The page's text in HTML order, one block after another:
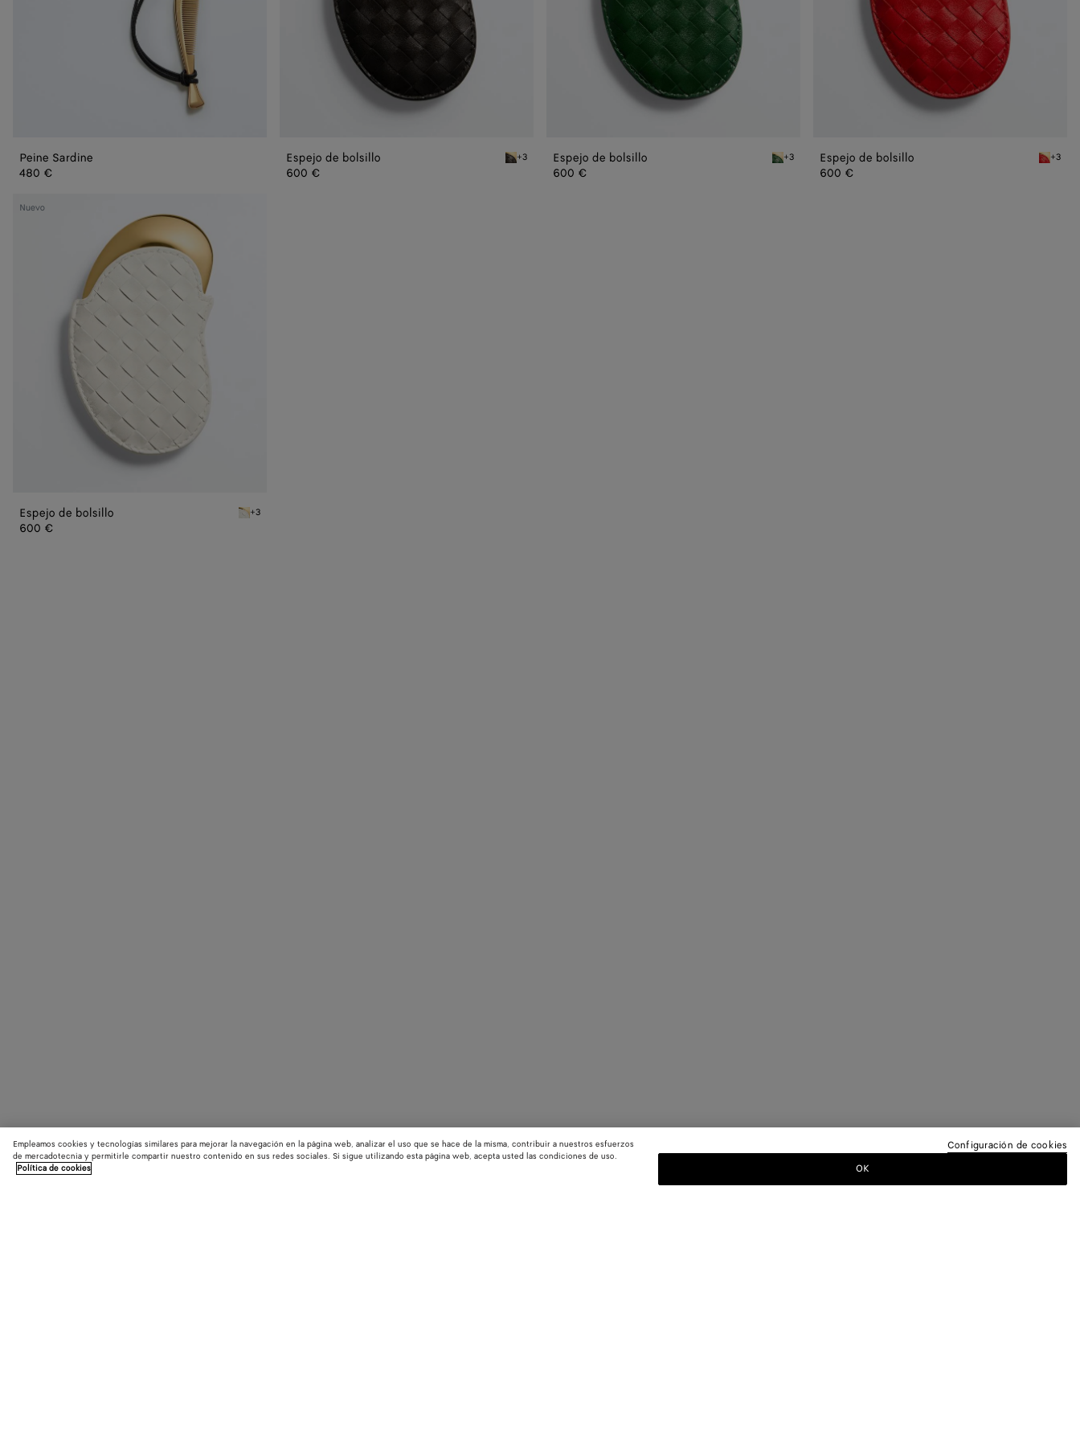
Peine Sardine
480 €
Espejo de bolsillo Espresso Espejo de bolsillo
+3
600 €
Espejo de bolsillo Basil Espejo de bolsillo
+3
600 €
Espejo de bolsillo Cardinal
+3
600 €
Nuevo
Espejo
Espejo de bolsillo Alabaster Espejo de bolsillo
+3
600 €
Empleamos cookies y tecnologías similares para mejorar la navegación en la página web, analizar el uso que se hace de la misma, contribuir a nuestros esfuerzos
de mercadotecnia y permitirle compartir nuestro contenido en sus redes sociales. Si sigue utilizando esta página web, acepta usted las condiciones de uso.
Política de cookies
Configuración de cookies
OK